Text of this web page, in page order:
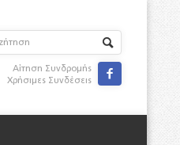
Αίτηση Συνδρομής
Χρήσιμες Συνδέσεις
